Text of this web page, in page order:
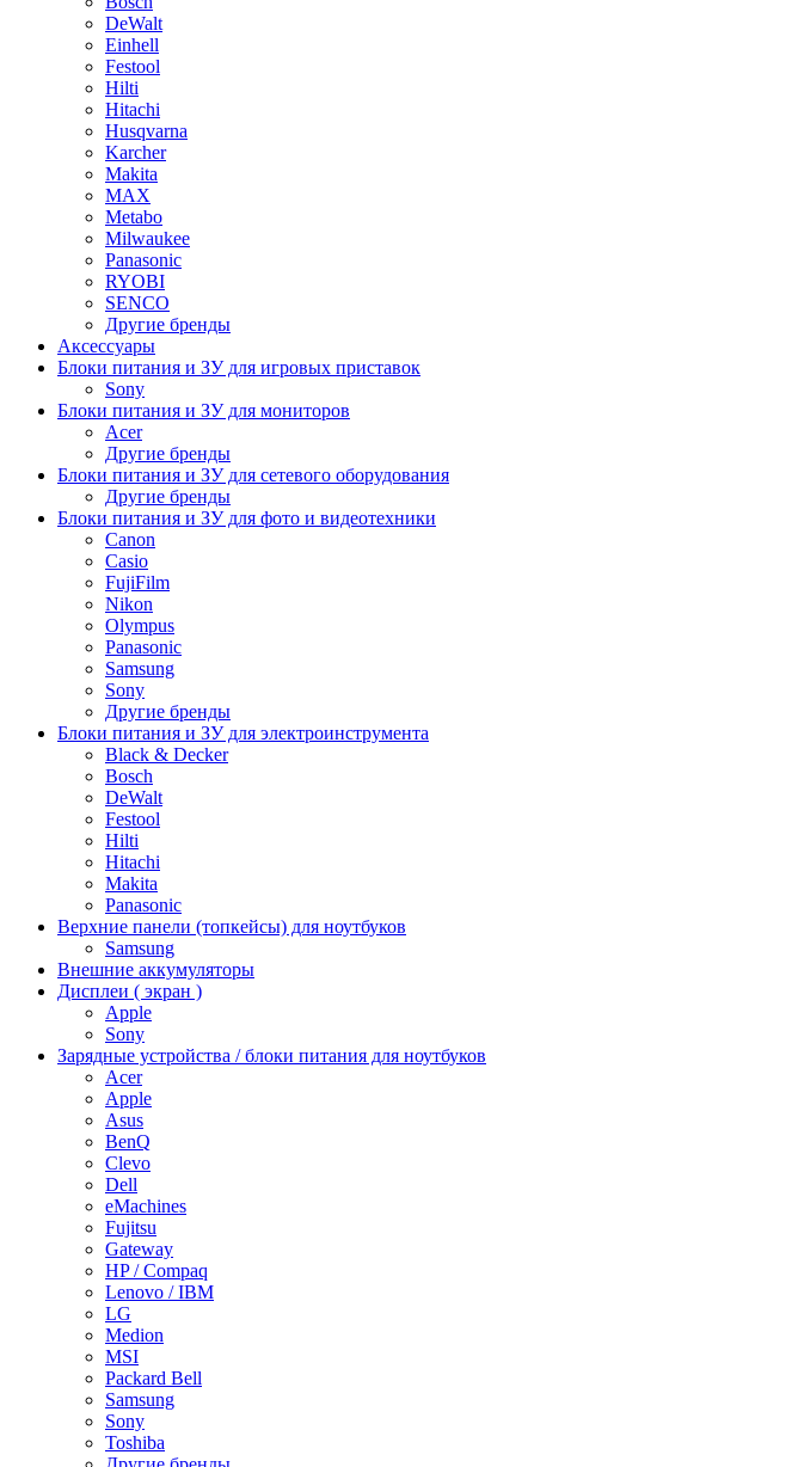
DeWalt
Einhell
Festool
Hilti
Hitachi
Husqvarna
Karcher
Makita
MAX
Metabo
Milwaukee
Panasonic
RYOBI
SENCO
Другие бренды
Аксессуары
Блоки питания и ЗУ для игровых приставок
Sony
Блоки питания и ЗУ для мониторов
Acer
Другие бренды
Блоки питания и ЗУ для сетевого оборудования
Другие бренды
Блоки питания и ЗУ для фото и видеотехники
Canon
Casio
FujiFilm
Nikon
Olympus
Panasonic
Samsung
Sony
Другие бренды
Блоки питания и ЗУ для электроинструмента
Black & Decker
Bosch
DeWalt
Festool
Hilti
Hitachi
Makita
Panasonic
Верхние панели (топкейсы) для ноутбуков
Samsung
Внешние аккумуляторы
Дисплеи ( экран )
Apple
Sony
Зарядные устройства / блоки питания для ноутбуков
Acer
Apple
Asus
BenQ
Clevo
Dell
eMachines
Fujitsu
Gateway
HP / Compaq
Lenovo / IBM
LG
Medion
MSI
Packard Bell
Samsung
Sony
Toshiba